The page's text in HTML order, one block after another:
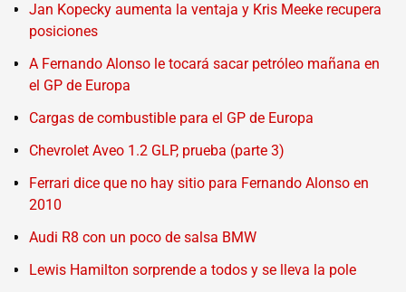
Jan Kopecky aumenta la ventaja y Kris Meeke recupera
posiciones
A Fernando Alonso le tocará sacar petróleo mañana en
el GP de Europa
Cargas de combustible para el GP de Europa
Chevrolet Aveo 1.2 GLP, prueba (parte 3)
Ferrari dice que no hay sitio para Fernando Alonso en
2010
Audi R8 con un poco de salsa BMW
Lewis Hamilton sorprende a todos y se lleva la pole